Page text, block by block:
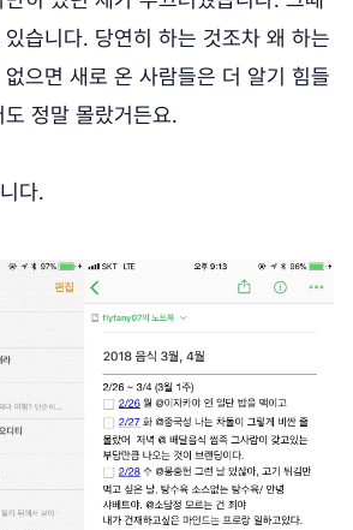
습니다. 당연히 하는 것조차 왜 하는
으면 새로 온 사람들은 더 알기 힘들
정말 몰랐거든요.
다.